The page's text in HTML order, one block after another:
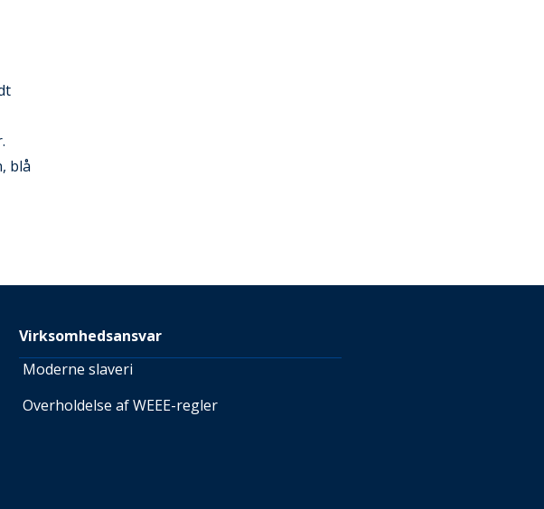
blå
Virksomhedsansvar
Moderne slaveri
Overholdelse af WEEE-regler